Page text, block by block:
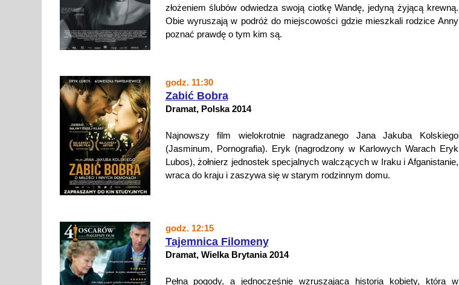
złożeniem ślubów odwiedza swoją ciotkę Wandę, jedyną żyjącą krewną.
Obie wyruszają w podróż do miejscowości gdzie mieszkali rodzice Anny
poznać prawdę o tym kim są.
godz. 11:30
Zabić Bobra
Dramat, Polska 2014
Najnowszy film wielokrotnie nagradzanego Jana Jakuba Kolskiego
(Jasminum, Pornografia). Eryk (nagrodzony w Karlowych Warach Eryk
Lubos), żołnierz jednostek specjalnych walczących w Iraku i Afganistanie,
wraca do kraju i zaszywa się w starym rodzinnym domu.
godz. 12:15
Tajemnica Filomeny
Dramat, Wielka Brytania 2014
Pełna pogody, a jednocześnie wzruszająca historia kobiety, która w